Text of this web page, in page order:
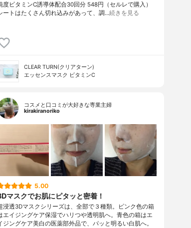
度ビタミンC誘導体配合⁡30回分 548円（セルレで購入）⁡
ートはたくさん切れ込みがあって、調…続きを見る
CLEAR TURN(クリアターン)
エッセンスマスク ビタミンC
コスメと口コミが大好きな専業主婦
kirakiranoriko
5.00
マスクでお肌にピタッと密着！
浸透3Dマスクシリーズは、全部で３種類。ピンク色の箱
エイジングケア保湿でハリつや透明肌へ。青色の箱はエ
ジングケア美白の医薬部外品で、パッと明るい白肌へ。